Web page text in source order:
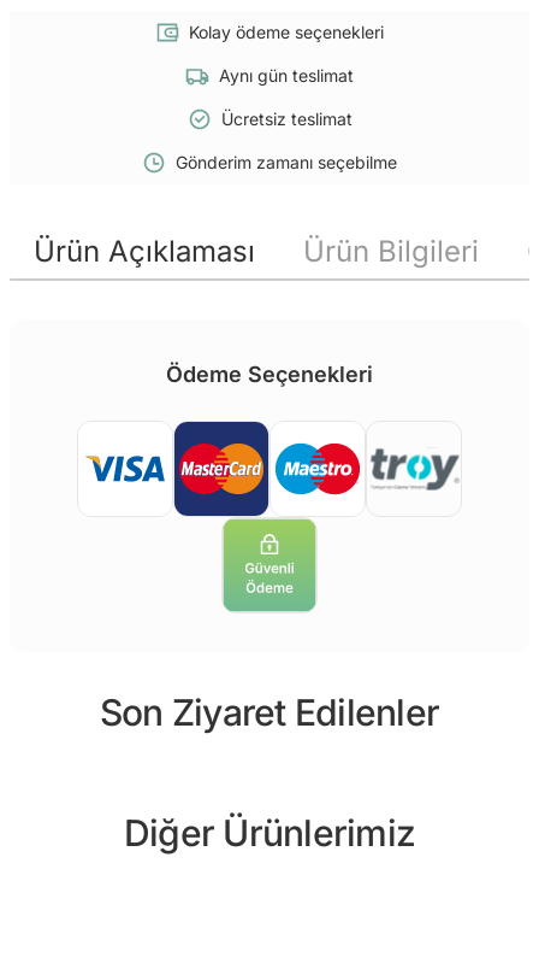
Kolay ödeme seçenekleri
Aynı gün teslimat
Ücretsiz teslimat
Gönderim zamanı seçebilme
Ürün Açıklaması Ürün Bilgileri
Ödeme Seçenekleri
Son Ziyaret Edilenler
Diğer Ürünlerimiz